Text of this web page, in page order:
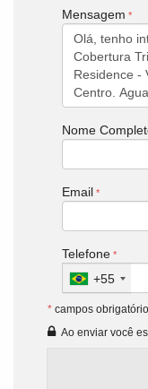
Mensagem
Nome
Email
Telefone
+55
* campos
Ao enviar você